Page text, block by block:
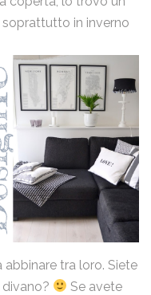
in inverno
abbinare tra loro. Siete
Se avete
al trattamento dei